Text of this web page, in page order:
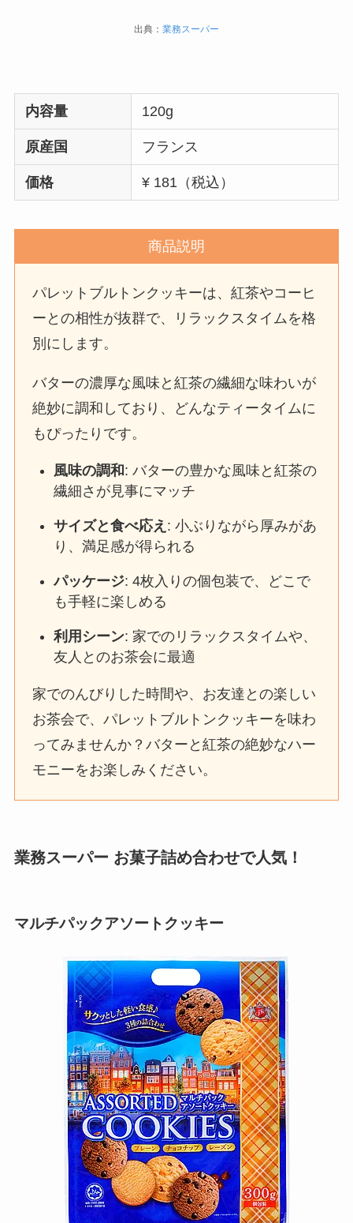
出典： 業務スーパー
内容量 120g
原産国 フランス
価格 ¥ 181（税込）
商品説明
パレットブルトンクッキーは、紅茶やコーヒ
ーとの相性が抜群で、リラックスタイムを格
別にします。
バターの濃厚な風味と紅茶の繊細な味わいが
絶妙に調和しており、どんなティータイムに
もぴったりです。
風味の調和 : バターの豊かな風味と紅茶の
繊細さが見事にマッチ
サイズと食べ応え : 小ぶりながら厚みがあ
り、満足感が得られる
パッケージ: 4枚入りの個包装で、どこで
も手軽に楽しめる
利用シーン: 家でのリラックスタイムや、
友人とのお茶会に最適
家でのんびりした時間や、お友達との楽しい
お茶会で、パレットブルトンクッキーを味わ
ってみませんか？バターと紅茶の絶妙なハー
モニーをお楽しみください。
業務スーパー お菓子詰め合わせで人気！
マルチパックアソートクッキー